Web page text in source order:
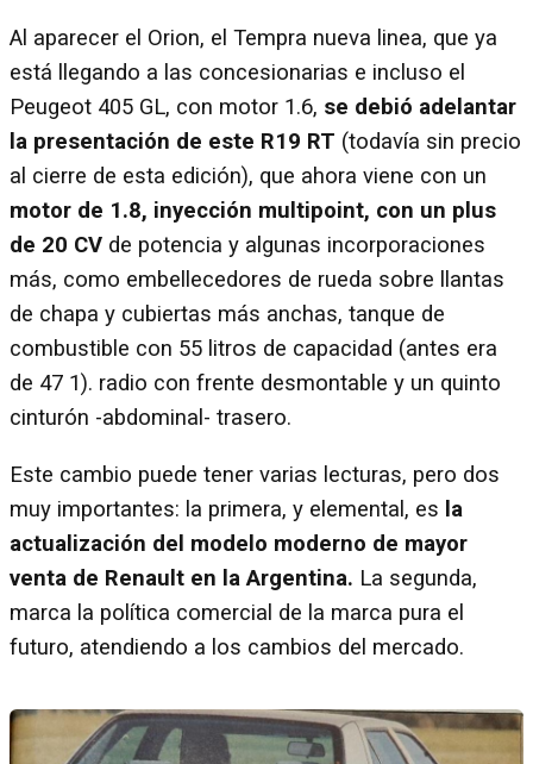
Al aparecer el Orion, el Tempra nueva linea, que ya
está llegando a las concesionarias e incluso el
Peugeot 405 GL, con motor 1.6, se debió adelantar
la presentación de este R19 RT (todavía sin precio
al cierre de esta edición), que ahora viene con un
motor de 1.8, inyección multipoint, con un plus
de 20 CV de potencia y algunas incorporaciones
más, como embellecedores de rueda sobre llantas
de chapa y cubiertas más anchas, tanque de
combustible con 55 litros de capacidad (antes era
de 47 1). radio con frente desmontable y un quinto
cinturón -abdominal- trasero.
Este cambio puede tener varias lecturas, pero dos
muy importantes: la primera, y elemental, es la
actualización del modelo moderno de mayor
venta de Renault en la Argentina. La segunda,
marca la política comercial de la marca pura el
futuro, atendiendo a los cambios del mercado.